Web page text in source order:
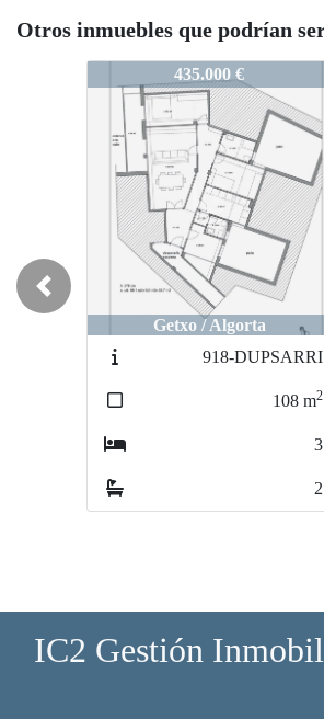
Otros inmuebles que podrían
972-Sant_50495.000 €
Getxo / Algorta
884-BASAGOITI_2
100 m2
3
2
Previous
IC2 Gestión